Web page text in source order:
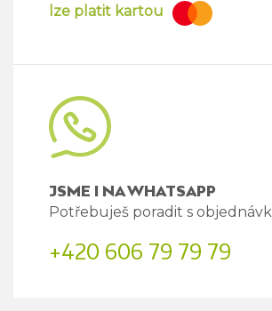
lze platit kartou
JSME I NA WHATSAPP
Potřebuješ poradit s
+420 606 79 79 79